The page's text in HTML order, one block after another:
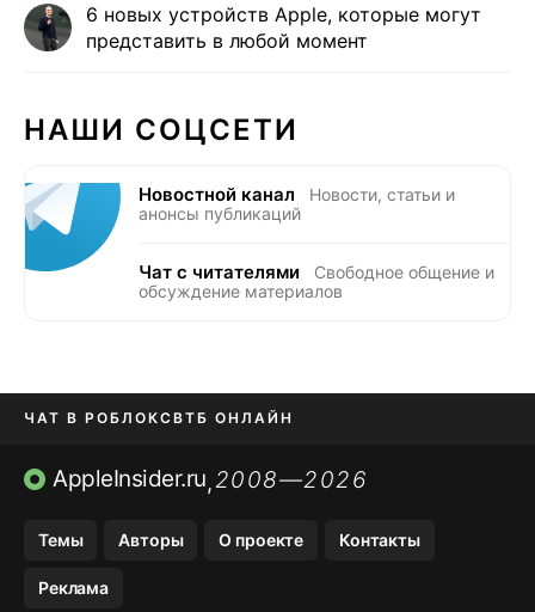
6 новых устройств Apple, которые могут
представить в любой момент
НАШИ СОЦСЕТИ
Новостной канал
Новости, статьи и
анонсы публикаций
Чат с читателями
Свободное общение и
обсуждение материалов
ЧАТ В РОБЛОКСВТБ ОНЛАЙН
ПРИЛОЖЕНИЯ APP STORE
AppleInsider.ru,2008—2026
Темы Авторы О проекте Контакты
Реклама